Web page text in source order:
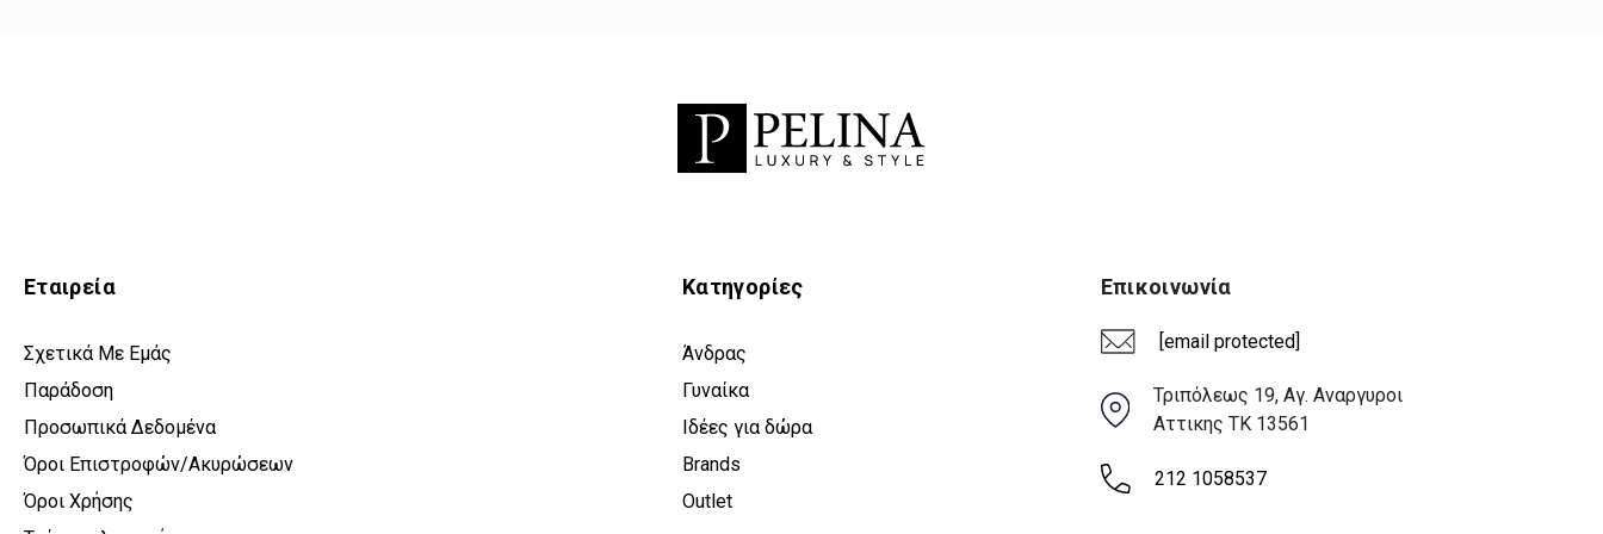
Εταιρεία
Σχετικά Με Εμάς
Παράδοση
Προσωπικά Δεδομένα
Όροι Επιστροφών/Ακυρώσεων
Όροι Χρήσης
Κατηγορίες
Άνδρας
Γυναίκα
Ιδέες για δώρα
Brands
Outlet
Επικοινωνία
[email protected]
Τριπόλεως 19, Αγ. Αναργυροι
Αττικης ΤΚ 13561
212 1058537